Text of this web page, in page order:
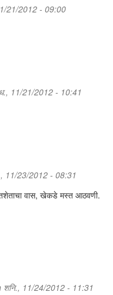
21/2012 - 09:00
11/21/2012 - 10:41
11/23/2012 - 08:31
वास, खेकडे मस्त आठवणी.
11/24/2012 - 11:31